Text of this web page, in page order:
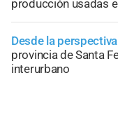
producción usadas
Desde la
provincia de Santa
interurbano